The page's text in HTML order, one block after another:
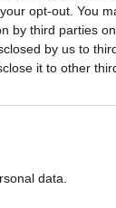
opt-out. You
by third parties
by us to
it to other
data.